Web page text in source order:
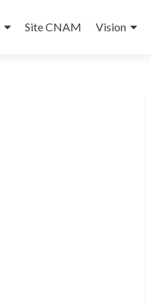
Site CNAM Vision